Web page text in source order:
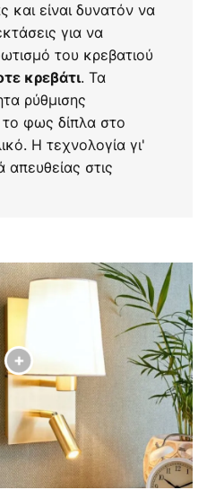
και είναι δυνατόν να
για να
του κρεβατιού
κρεβάτι. Τα
ρύθμισης
φως δίπλα στο
Η τεχνολογία γι'
απευθείας στις